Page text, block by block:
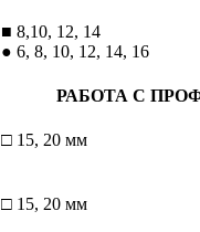
■ 8,10, 12, 14
● 6, 8, 10, 12, 14, 16
РАБОТА С
□ 15, 20 мм
□ 15, 20 мм